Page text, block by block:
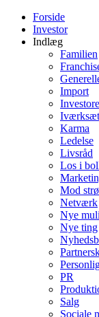
Forside
Investor
Indlæg
Familien
Import
Karma
Ledelse
Livsråd
Los i
Mod
Netværk
Nye
Nye ting
PR
Salg
Sociale